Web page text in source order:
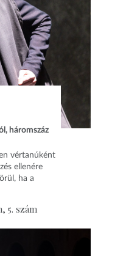
háromszáz
vértanúként
ellenére
ha a
5. szám